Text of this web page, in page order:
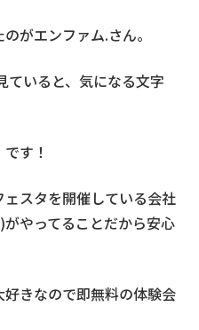
がエンファム.さん。
ていると、気になる文字
す！
スタを開催している会社
やってることだから安心
きなので即無料の体験会